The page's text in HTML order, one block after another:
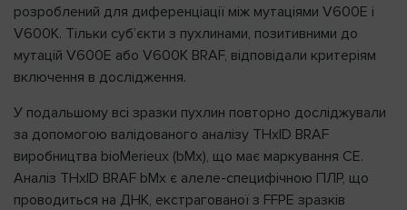
розроблений для диференціації між мутаціями V600E і
V600K. Тільки суб’єкти з пухлинами, позитивними до
мутацій V600E або V600K BRAF, відповідали критеріям
включення в дослідження.
У подальшому всі зразки пухлин повторно досліджували
за допомогою валідованого аналізу THxID BRAF
виробництва bioMerieux (bMx), що має маркування СЕ.
Аналіз THxID BRAF bMx є алеле-специфічною ПЛР, що
проводиться на ДНК, екстрагованої з FFPE зразків